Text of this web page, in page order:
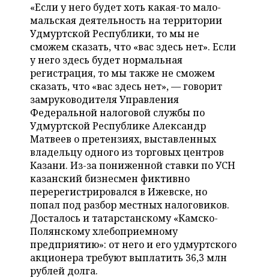
ВОЛЕЙБОЛ
КИБЕРСПОРТ
ФИГУРНОЕ КАТАНИЕ
ВОДНЫЕ ВИДЫ СПОРТА
ХОККЕЙ С МЯЧОМ
ИСТОРИЯ
КУЛЬТУРА
МЕДИЦИНА
ОБРАЗОВАНИЕ
ПРОИСШЕСТВИЯ
СПИСОК ПЕРСОН
СПИСОК КОМПАНИЙ
ПОЛНАЯ ВЕРСИЯ
«Если у него будет хоть какая-то мало-
мальская деятельность на территории
Удмуртской Республики, то мы не
сможем сказать, что «вас здесь нет». Если
у него здесь будет нормальная
регистрация, то мы также не сможем
сказать, что «вас здесь нет», — говорит
замруководителя Управления
Федеральной налоговой службы по
Удмуртской Республике Александр
Матвеев о претензиях, выставленных
владельцу одного из торговых центров
Казани. Из-за пониженной ставки по УСН
казанский бизнесмен фиктивно
перерегистрировался в Ижевске, но
попал под разбор местных налоговиков.
Досталось и татарстанскому «Камско-
Полянскому хлебоприемному
предприятию»: от него и его удмуртского
акционера требуют выплатить 36,3 млн
рублей долга.